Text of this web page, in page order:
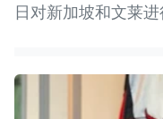
日对新加坡和文莱进